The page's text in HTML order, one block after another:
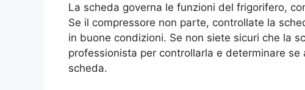
La scheda governa le funzioni del frigorifero,
Se il compressore non parte, controllate la
in buone condizioni. Se non siete sicuri che la
professionista per controllarla e determinare
scheda.